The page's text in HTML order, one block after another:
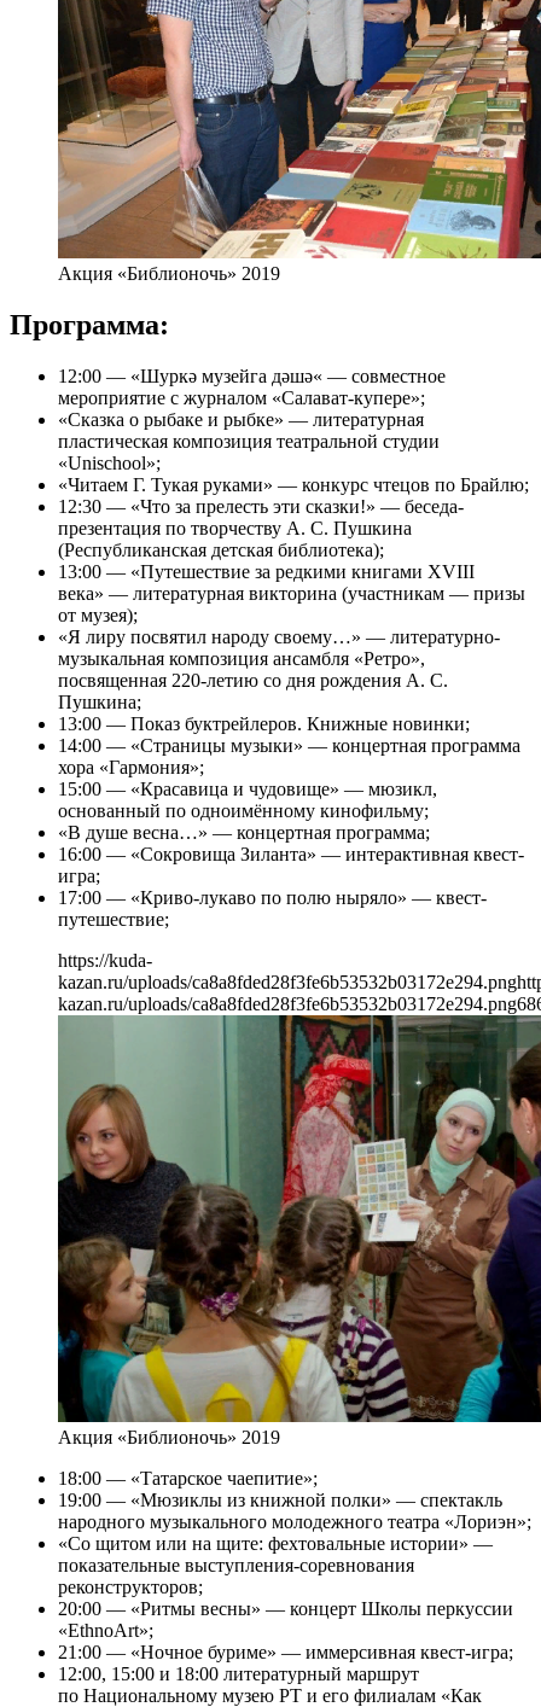
Акция «Библионочь» 2019
Программа:
12:00 — «Шуркә музейга дәшә« — совместное
мероприятие с журналом «Салават-купере»;
«Сказка о рыбаке и рыбке» — литературная
пластическая композиция театральной студии
«Unischool»;
«Читаем Г. Тукая руками» — конкурс чтецов по Брайлю;
12:30 — «Что за прелесть эти сказки!» — беседа-
презентация по творчеству А. С. Пушкина
(Республиканская детская библиотека);
13:00 — «Путешествие за редкими книгами XVIII
века» — литературная викторина (участникам — призы
от музея);
«Я лиру посвятил народу своему…» — литературно-
музыкальная композиция ансамбля «Ретро»,
посвященная 220-летию со дня рождения А. С.
Пушкина;
13:00 — Показ буктрейлеров. Книжные новинки;
14:00 — «Страницы музыки» — концертная программа
хора «Гармония»;
15:00 — «Красавица и чудовище» — мюзикл,
основанный по одноимённому кинофильму;
«В душе весна…» — концертная программа;
16:00 — «Сокровища Зиланта» — интерактивная квест-
игра;
17:00 — «Криво-лукаво по полю ныряло» — квест-
путешествие;
https://kuda-
kazan.ru/uploads/ca8a8fded28f3fe6b53532b03172e294.png
kazan.ru/uploads/ca8a8fded28f3fe6b53532b03172e294.png
Акция «Библионочь» 2019
18:00 — «Татарское чаепитие»;
19:00 — «Мюзиклы из книжной полки» — спектакль
народного музыкального молодежного театра «Лориэн»;
«Со щитом или на щите: фехтовальные истории» —
показательные выступления-соревнования
реконструкторов;
20:00 — «Ритмы весны» — концерт Школы перкуссии
«EthnoArt»;
21:00 — «Ночное буриме» — иммерсивная квест-игра;
12:00, 15:00 и 18:00 литературный маршрут
по Национальному музею РТ и его филиалам «Как